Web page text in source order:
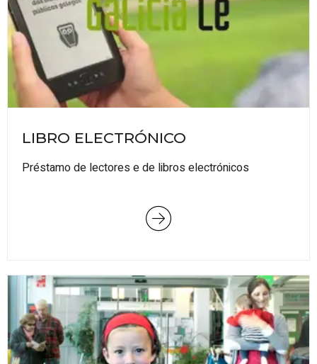
LIBRO ELECTRÓNICO
Préstamo de lectores e de libros electrónicos